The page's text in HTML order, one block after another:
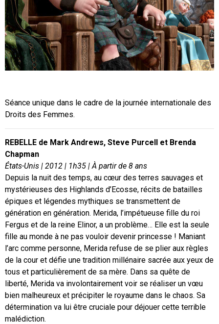
Séance unique dans le cadre de la journée internationale des
Droits des Femmes.
REBELLE de Mark Andrews, Steve Purcell et Brenda
Chapman
États-Unis | 2012 | 1h35 | À partir de 8 ans
Depuis la nuit des temps, au cœur des terres sauvages et
mystérieuses des Highlands d’Ecosse, récits de batailles
épiques et légendes mythiques se transmettent de
génération en génération. Merida, l’impétueuse fille du roi
Fergus et de la reine Elinor, a un problème… Elle est la seule
fille au monde à ne pas vouloir devenir princesse ! Maniant
l’arc comme personne, Merida refuse de se plier aux règles
de la cour et défie une tradition millénaire sacrée aux yeux de
tous et particulièrement de sa mère. Dans sa quête de
liberté, Merida va involontairement voir se réaliser un vœu
bien malheureux et précipiter le royaume dans le chaos. Sa
détermination va lui être cruciale pour déjouer cette terrible
malédiction.